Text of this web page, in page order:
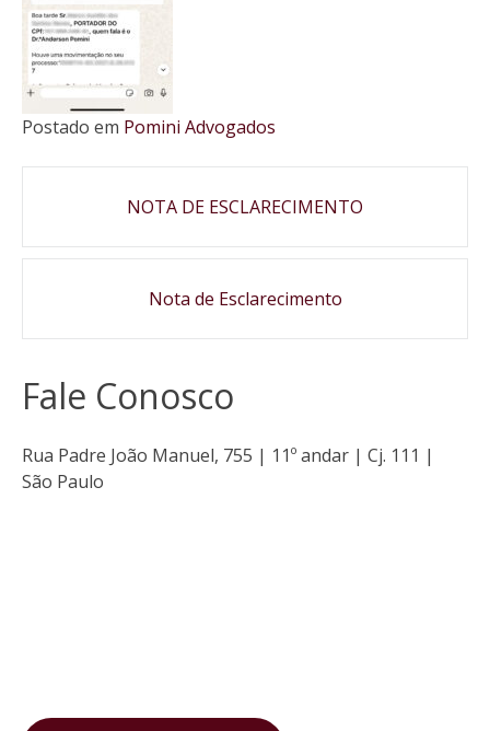
Postado em Pomini Advogados
post
NOTA DE ESCLARECIMENTO
Nota de Esclarecimento
Fale Conosco
Rua Padre João Manuel, 755 | 11º andar | Cj. 111 |
São Paulo